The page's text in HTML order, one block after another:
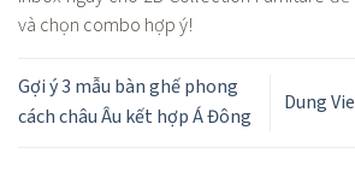
và chọn combo hợp ý!
Gợi ý 3 mẫu bàn ghế phong
cách châu Âu kết hợp Á Đông
Dung